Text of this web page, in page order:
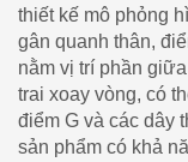
thiết kế mô phỏng
gân quanh thân,
nằm vị trí phần
trai xoay vòng, có
điểm G và các dây
sản phẩm có khả